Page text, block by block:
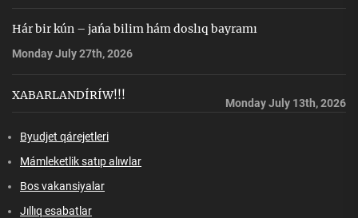
Hár bir kún – jańa bilim hám doslıq bayramı
Monday July 27th, 2026
XABARLANDÍRÍW!!!
Monday July 13th, 2026
Byudjet qárejetleri
Mámleketlik satıp alıwlar
Bos vakansiyalar
Jıllıq esabatlar